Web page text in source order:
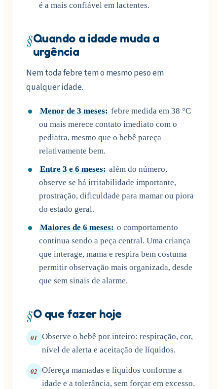
é a mais confiável em lactentes.
§Quando a idade muda a
urgência
Nem toda febre tem o mesmo peso em
qualquer idade.
Menor de 3 meses: febre medida em 38 °C
ou mais merece contato imediato com o
pediatra, mesmo que o bebê pareça
relativamente bem.
Entre 3 e 6 meses: além do número,
observe se há irritabilidade importante,
prostração, dificuldade para mamar ou piora
do estado geral.
Maiores de 6 meses: o comportamento
continua sendo a peça central. Uma criança
que interage, mama e respira bem costuma
permitir observação mais organizada, desde
que sem sinais de alarme.
§O que fazer hoje
01 Observe o bebê por inteiro: respiração, cor,
nível de alerta e aceitação de líquidos.
02 Ofereça mamadas e líquidos conforme a
idade e a tolerância, sem forçar em excesso.